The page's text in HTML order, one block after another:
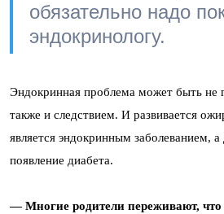
обязательно надо
эндокринологу.
Эндокринная проблема может быть не
также и следствием. И развивается
является эндокринным заболеванием,
появление диабета.
— Многие родители переживают, что